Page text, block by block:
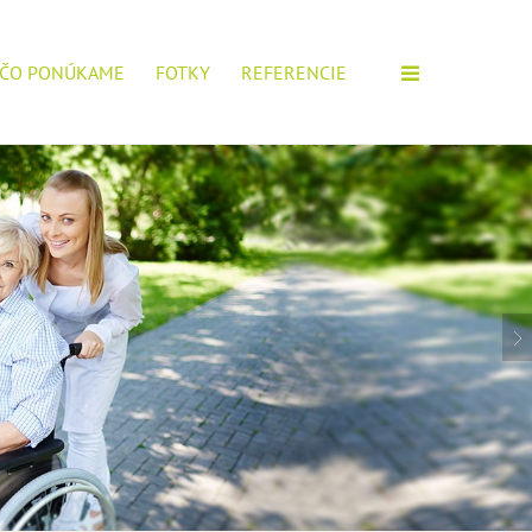
ČO PONÚKAME FOTKY REFERENCIE
ZARIADENÍ!POŠTITE SI ŽIADOSŤ.